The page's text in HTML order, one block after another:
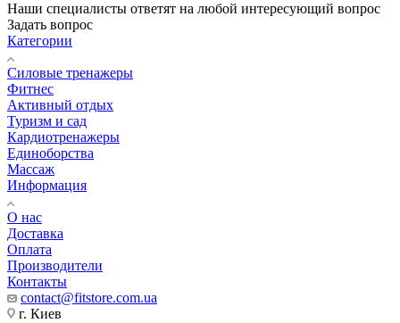
Наши специалисты ответят на любой интересующий вопрос
Задать вопрос
Категории
Силовые тренажеры
Фитнес
Активный отдых
Туризм и сад
Кардиотренажеры
Единоборства
Массаж
Информация
О нас
Доставка
Оплата
Производители
Контакты
contact@fitstore.com.ua
г. Киев